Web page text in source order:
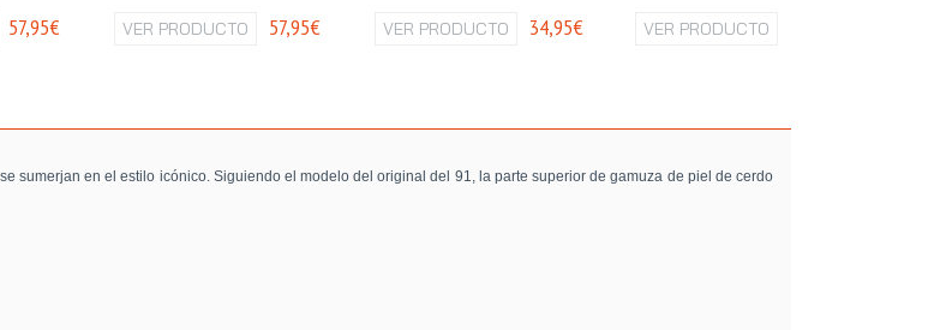
57,95€ VER PRODUCTO 57,95€ VER PRODUCTO 34,95€ VER PRODUCTO
sumerjan en el estilo icónico. Siguiendo el modelo del original del 91, la parte superior de gamuza de piel de cerdo